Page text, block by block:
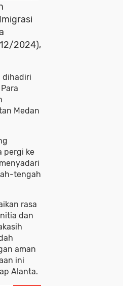
2024),
dihadiri
Medan
pergi ke
tengah
rasa
dan
aman
ini
Alanta.